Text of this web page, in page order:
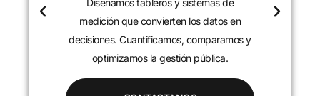
Diseñamos tableros y sistemas de
medición que convierten los datos en
decisiones. Cuantificamos, comparamos y
optimizamos la gestión pública.